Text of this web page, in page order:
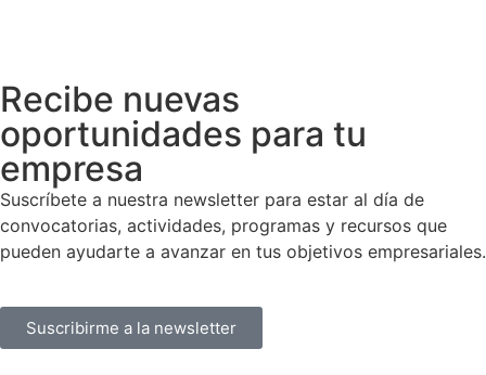
Recibe nuevas
oportunidades para tu
empresa
Suscríbete a nuestra newsletter para estar al día de
convocatorias, actividades, programas y recursos que
pueden ayudarte a avanzar en tus objetivos empresariales.
Suscribirme a la newsletter